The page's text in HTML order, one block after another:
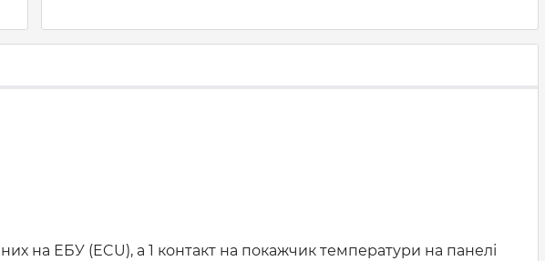
на ЕБУ (ECU), а 1 контакт на покажчик температури на панелі